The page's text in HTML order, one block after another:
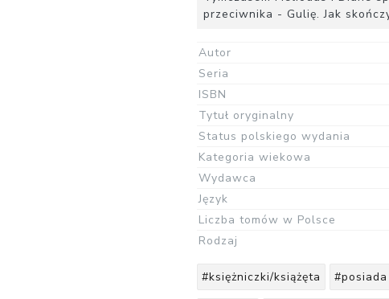
przeciwnika - Gulię. Jak
Autor
Seria
ISBN
Tytuł oryginalny
Status polskiego wydania
Kategoria wiekowa
Wydawca
Język
Liczba tomów w Polsce
Rodzaj
#księżniczki/książęta